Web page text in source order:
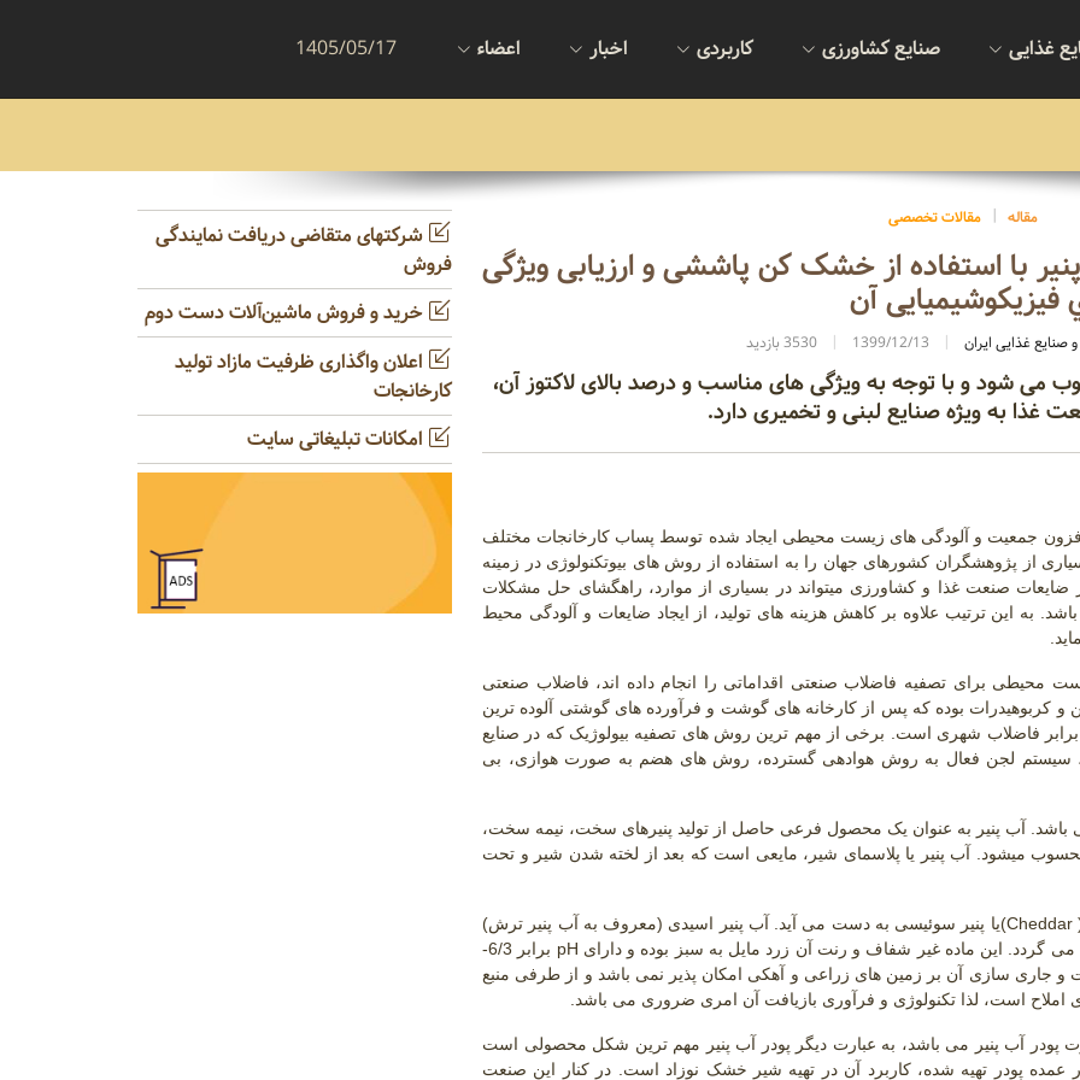
غذایی صنایع کشاورزی کاربردی اخبار اعضاء 1405/05/17
مقاله مقالات تخصصی
با استفاده از خشک کن پاششی و ارزیابی ویژگی
فیزیکوشیمیایی آن
صنایع غذایی ایران 1399/12/13 3530 بازدید
می شود و با توجه به ویژگی های مناسب و درصد بالای لاکتوز آن،
غذا به ویژه صنایع لبنی و تخمیری دارد.
جمعیت و آلودگی های زیست محیطی ایجاد شده توسط پساب کارخانجات مختلف
از پژوهشگران کشورهای جهان را به استفاده از روش های بیوتکنولوژی در زمینه
صنعت غذا و کشاورزی میتواند در بسیاری از موارد، راهگشای حل مشکلات
به این ترتیب علاوه بر کاهش هزینه های تولید، از ایجاد ضایعات و آلودگی محیط
محیطی برای تصفیه فاضلاب صنعتی اقداماتی را انجام داده اند، فاضلاب صنعتی
کربوهیدرات بوده که پس از کارخانه های گوشت و فرآورده های گوشتی آلوده ترین
صنعتی به شمار می رود و میزان آلودگی آن نیز 10 برابر فاضلاب شهری است. برخی از مهم ترین روش های تصفیه بیولوژیک که در صنایع
سیستم لجن فعال به روش هوادهی گسترده، روش های هضم به صورت هوازی، بی
باشد. آب پنیر به عنوان یک محصول فرعی حاصل از تولید پنیرهای سخت، نیمه سخت،
میشود. آب پنیر یا پلاسمای شیر، مایعی است که بعد از لخته شدن شیر و تحت
(Cheddarیا پنیر سوئیسی به دست می آید. آب پنیر اسیدی (معروف به آب پنیر ترش)
می گردد. این ماده غیر شفاف و رنت آن زرد مایل به سبز بوده و دارای pH
برابر 6/3-
و جاری سازی آن بر زمین های زراعی و آهکی امکان پذیر نمی باشد و از طرفی منبع
املاح است، لذا تکنولوژی و فرآوری بازیافت آن امری ضروری می باشد.
پودر آب پنیر می باشد، به عبارت دیگر پودر آب پنیر مهم ترین شکل محصولی است
پودر تهیه شده، کاربرد آن در تهیه شیر خشک نوزاد است. در کنار این صنعت
شرکتهای متقاضی دریافت نمایندگی
فروش
خرید و فروش ماشین‌آلات دست دوم
اعلان واگذاری ظرفیت مازاد تولید
کارخانجات
امکانات تبلیغاتی سایت